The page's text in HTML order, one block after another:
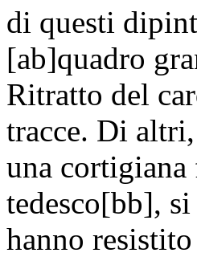
di questi
[ab]quadro
Ritratto del
tracce. Di
una
tedesco[bb],
hanno